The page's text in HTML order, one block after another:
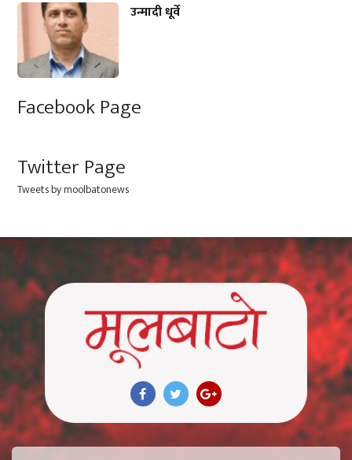
उन्मादी धूर्वे
Facebook Page
Twitter Page
Tweets by moolbatonews